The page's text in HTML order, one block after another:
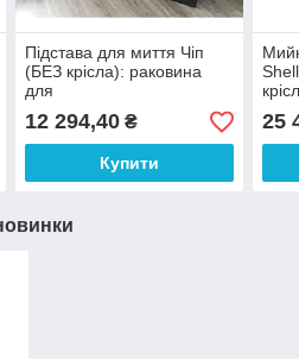
Підстава для миття Чіп
(БЕЗ крісла): раковина
для
перукарень+сантехніка+станина
(без крісла) VM2024
12 294,40₴
Купити
25